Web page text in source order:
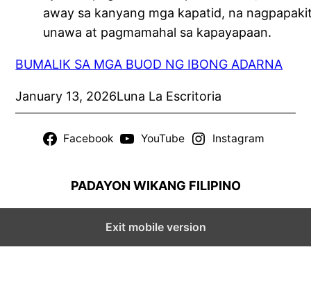
away sa kanyang mga kapatid, na
unawa at pagmamahal sa kapayapaan.
BUMALIK SA MGA BUOD NG IBONG ADARNA
January 13, 2026Luna La Escritoria
Facebook YouTube Instagram
PADAYON WIKANG FILIPINO
Exit mobile version